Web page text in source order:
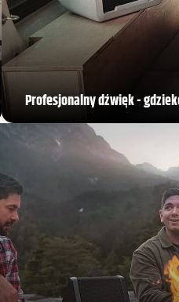
Profesjonalny dźwięk -